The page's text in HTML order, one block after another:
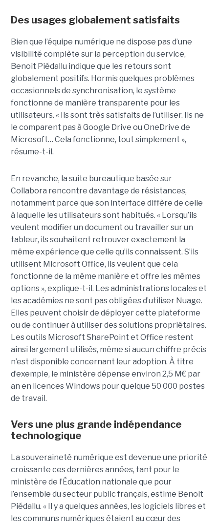
Des usages globalement satisfaits
Bien que l’équipe numérique ne dispose pas d’une
visibilité complète sur la perception du service,
Benoit Piédallu indique que les retours sont
globalement positifs. Hormis quelques problèmes
occasionnels de synchronisation, le système
fonctionne de manière transparente pour les
utilisateurs. « Ils sont très satisfaits de l’utiliser. Ils ne
le comparent pas à Google Drive ou OneDrive de
Microsoft… Cela fonctionne, tout simplement »,
résume-t-il.
En revanche, la suite bureautique basée sur
Collabora rencontre davantage de résistances,
notamment parce que son interface diffère de celle
à laquelle les utilisateurs sont habitués. « Lorsqu’ils
veulent modifier un document ou travailler sur un
tableur, ils souhaitent retrouver exactement la
même expérience que celle qu’ils connaissent. S’ils
utilisent Microsoft Office, ils veulent que cela
fonctionne de la même manière et offre les mêmes
options », explique-t-il. Les administrations locales et
les académies ne sont pas obligées d’utiliser Nuage.
Elles peuvent choisir de déployer cette plateforme
ou de continuer à utiliser des solutions propriétaires.
Les outils Microsoft SharePoint et Office restent
ainsi largement utilisés, même si aucun chiffre précis
n’est disponible concernant leur adoption. À titre
d’exemple, le ministère dépense environ 2,5 M€ par
an en licences Windows pour quelque 50 000 postes
de travail.
Vers une plus grande indépendance
technologique
La souveraineté numérique est devenue une priorité
croissante ces dernières années, tant pour le
ministère de l’Éducation nationale que pour
l’ensemble du secteur public français, estime Benoit
Piédallu. « Il y a quelques années, les logiciels libres et
les communs numériques étaient au cœur des